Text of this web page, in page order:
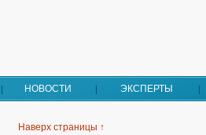
НОВОСТИ ЭКСПЕРТЫ
Наверх страницы ↑